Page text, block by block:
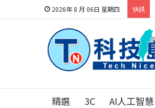
2026年 8 月 06日 星期四 快訊
精選 3C AI人工智慧